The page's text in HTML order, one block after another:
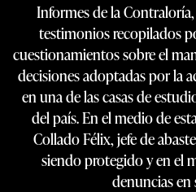
Informes de la
testimonios recopilados
cuestionamientos sobre el
decisiones adoptadas por la
en una de las casas de
del país. En el medio de
Collado Félix, jefe de
siendo protegido y en el
denuncias en